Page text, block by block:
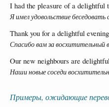
I had the pleasure of a delightful
Я имел удовольствие беседовать
Thank you for a delightful
Спасибо вам за восхитительный
Our new neighbours are
Наши новые соседи
Примеры, ожидающие